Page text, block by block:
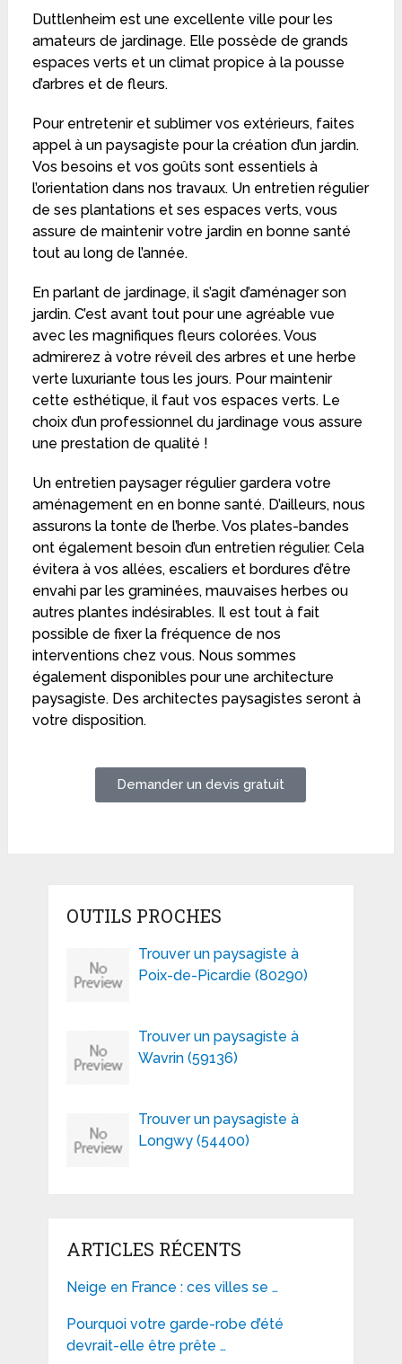
Duttlenheim est une excellente ville pour les
amateurs de jardinage. Elle possède de grands
espaces verts et un climat propice à la pousse
d’arbres et de fleurs.
Pour entretenir et sublimer vos extérieurs, faites
appel à un paysagiste pour la création d’un jardin.
Vos besoins et vos goûts sont essentiels à
l’orientation dans nos travaux. Un entretien régulier
de ses plantations et ses espaces verts, vous
assure de maintenir votre jardin en bonne santé
tout au long de l’année.
En parlant de jardinage, il s’agit d’aménager son
jardin. C’est avant tout pour une agréable vue
avec les magnifiques fleurs colorées. Vous
admirerez à votre réveil des arbres et une herbe
verte luxuriante tous les jours. Pour maintenir
cette esthétique, il faut vos espaces verts. Le
choix d’un professionnel du jardinage vous assure
une prestation de qualité !
Un entretien paysager régulier gardera votre
aménagement en en bonne santé. D’ailleurs, nous
assurons la tonte de l’herbe. Vos plates-bandes
ont également besoin d’un entretien régulier. Cela
évitera à vos allées, escaliers et bordures d’être
envahi par les graminées, mauvaises herbes ou
autres plantes indésirables. Il est tout à fait
possible de fixer la fréquence de nos
interventions chez vous. Nous sommes
également disponibles pour une architecture
paysagiste. Des architectes paysagistes seront à
votre disposition.
Demander un devis gratuit
OUTILS PROCHES
Trouver un paysagiste à
Poix-de-Picardie (80290)
Trouver un paysagiste à
Wavrin (59136)
Trouver un paysagiste à
Longwy (54400)
ARTICLES RÉCENTS
Neige en France : ces villes se …
Pourquoi votre garde-robe d’été
devrait-elle être prête …